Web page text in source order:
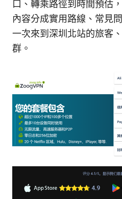
口、轉乘路徑到時間預估
內容分成實用路線、常見
一次來到深圳北站的旅客
群。